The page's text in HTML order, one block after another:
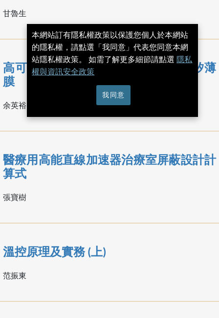
甘魯生
高可信度溫度感測器─射頻濺射碳化矽薄
膜
余英裕
醫療用高能直線加速器治療室屏蔽設計計
算式
張寶樹
溫控原理及實務 (上)
范振東
本網站訂有隱私權政策以保護您個人於本網站
的隱私權，請點選「我同意」代表您同意本網
站隱私權政策。 如需了解更多細節請點選 隱私
權與資訊安全政策
我同意